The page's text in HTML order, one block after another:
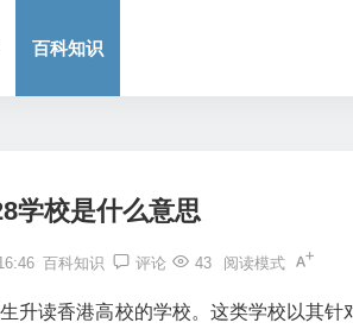
百科知识
学校是什么意思
百科知识 评论 43 阅读模式
升读香港高校的学校。这类学校以其